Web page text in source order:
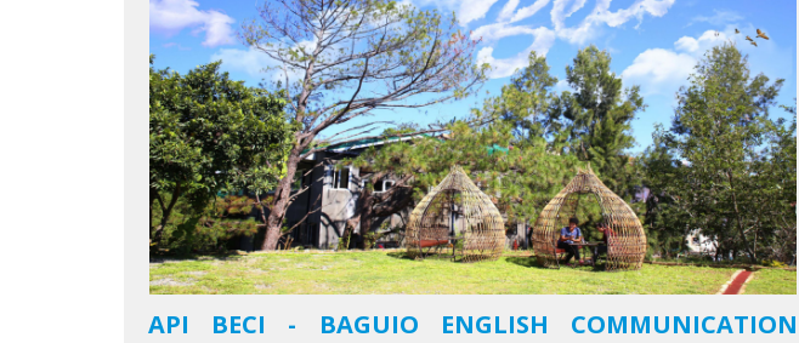
API BECI - BAGUIO ENGLISH COMMUNICATION